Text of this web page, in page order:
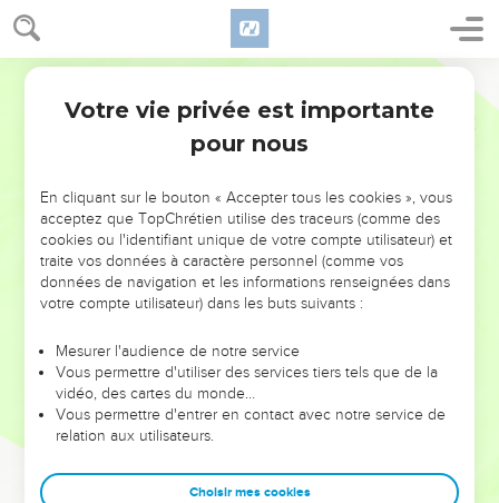
NE MANQUEZ PAS L’ÉVÉNEMENT
DE L’ANNÉE !
ET SI LEURS ERREURS POUVAIENT VOUS ÉVITER LES
VOTRES ?
leur foi ou leur vision. Mais on voit moins les doutes, les erreurs
et les saisons difficiles qu'ils ont traversés, alors même que ce
sont elles qui les ont façonnés.
Dans cette conférence, leaders, entrepreneurs, et responsables
clés pour avancer avec plus de sagesse afin que leurs erreurs
Votre vie privée est importante
pour nous
En cliquant sur le bouton « Accepter tous les cookies », vous
acceptez que TopChrétien utilise des traceurs (comme des
cookies ou l'identifiant unique de votre compte utilisateur) et
traite vos données à caractère personnel (comme vos
données de navigation et les informations renseignées dans
votre compte utilisateur) dans les buts suivants :
Mesurer l'audience de notre service
Vous permettre d'utiliser des services tiers tels que de la
vidéo, des cartes du monde…
Vous permettre d'entrer en contact avec notre service de
relation aux utilisateurs.
Choisir mes cookies